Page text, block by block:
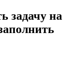
задачу на